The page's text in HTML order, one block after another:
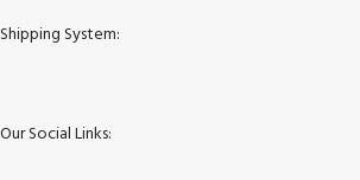
Shipping System:
Our Social Links: